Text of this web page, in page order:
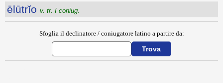
ēlūtrĭo v. tr. I coniug.
Sfoglia il declinatore / coniugatore latino a partire da: